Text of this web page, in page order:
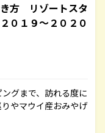
方 リゾートスタ
１９～２０２０
グまで、訪れる度に
やマウイ産おみやげ